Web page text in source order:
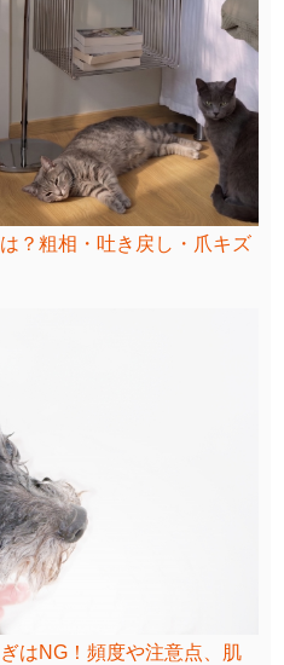
？粗相・吐き戻し・爪キズ
はNG！頻度や注意点、肌